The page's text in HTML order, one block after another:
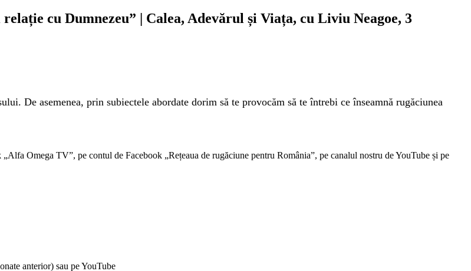
cu Dumnezeu” | Calea, Adevărul și Viața, cu Liviu Neagoe, 3
De asemenea, prin subiectele abordate dorim să te provocăm să te întrebi ce înseamnă rugăciunea
Omega TV”, pe contul de Facebook „Rețeaua de rugăciune pentru România”, pe canalul nostru de YouTube și pe
anterior) sau pe YouTube